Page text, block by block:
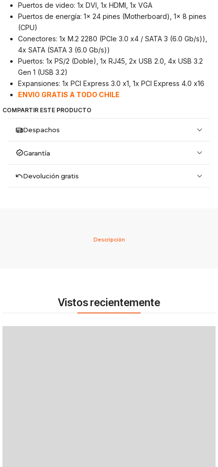
Puertos de video: 1x DVI, 1x HDMI, 1x VGA
Puertos de energía: 1x 24 pines (Motherboard), 1x 8 pines
(CPU)
Conectores: 1x M.2 2280 (PCIe 3.0 x4 / SATA 3 (6.0 Gb/s)),
4x SATA (SATA 3 (6.0 Gb/s))
Puertos: 1x PS/2 (Doble), 1x RJ45, 2x USB 2.0, 4x USB 3.2
Gen 1 (USB 3.2)
Expansiones: 1x PCI Express 3.0 x1, 1x PCI Express 4.0 x16
ENVIO GRATIS A TODO CHILE
COMPARTIR ESTE PRODUCTO
Despachos
Garantía
Devolución gratis
Descripción
Vistos recientemente